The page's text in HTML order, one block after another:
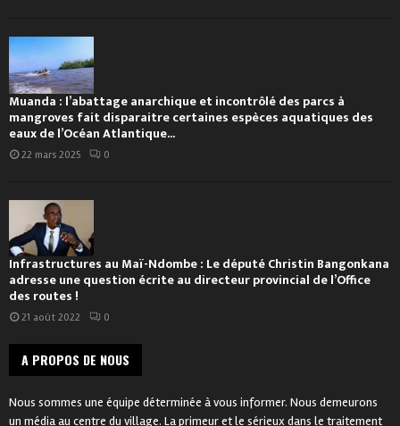
Muanda : l’abattage anarchique et incontrôlé des parcs à
mangroves fait disparaitre certaines espèces aquatiques des
eaux de l’Océan Atlantique...
22 mars 2025 0
Infrastructures au Maï-Ndombe : Le député Christin Bangonkana
adresse une question écrite au directeur provincial de l’Office
des routes !
21 août 2022 0
A PROPOS DE NOUS
Nous sommes une équipe déterminée à vous informer. Nous demeurons
un média au centre du village. La primeur et le sérieux dans le traitement